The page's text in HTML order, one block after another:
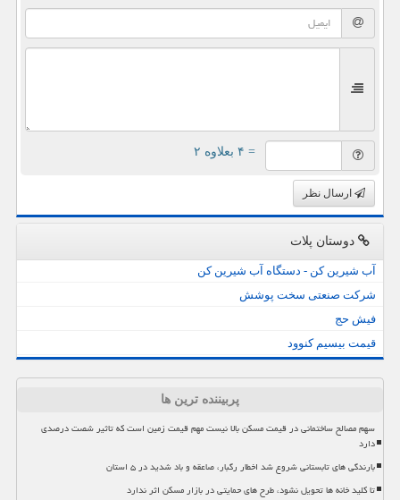
= ۴ بعلاوه ۲
ارسال نظر
دوستان پلات
آب شیرین کن - دستگاه آب شیرین کن
شرکت صنعتی سخت پوشش
فیش حج
قیمت بیسیم کنوود
پربیننده ترین ها
سهم مصالح ساختمانی در قیمت مسکن بالا نیست مهم قیمت زمین است که تاثیر شصت درصدی
دارد
بارندگی های تابستانی شروع شد اخطار رگبار، صاعقه و باد شدید در ۵ استان
تا کلید خانه ها تحویل نشود، طرح های حمایتی در بازار مسکن اثر ندارد